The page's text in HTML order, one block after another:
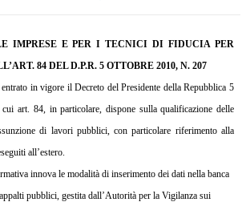
IMPRESE E PER I TECNICI DI FIDUCIA PER
84 DEL D.P.R. 5 OTTOBRE 2010, N. 207
in vigore il Decreto del Presidente della Repubblica 5
art. 84, in particolare, dispone sulla qualificazione delle
di lavori pubblici, con particolare riferimento alla
all’estero.
innova le modalità di inserimento dei dati nella banca
pubblici, gestita dall’Autorità per la Vigilanza sui